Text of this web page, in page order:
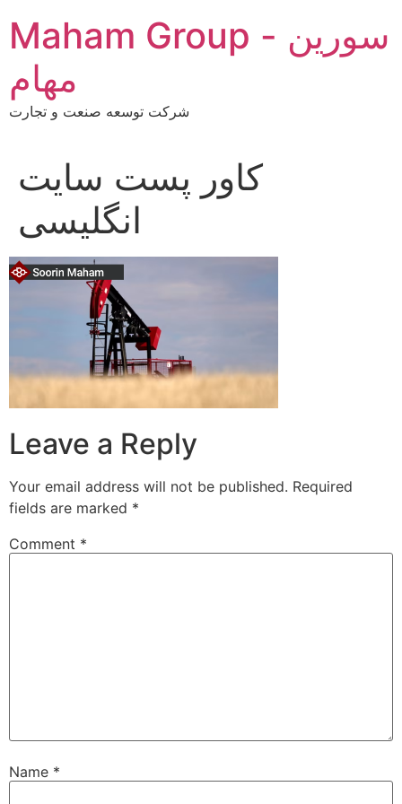
content
Maham Group - سورین
مهام
شرکت توسعه صنعت و تجارت
کاور پست سایت
انگلیسی
Leave a Reply
Your email address will not be published. Required
fields are marked *
Comment *
Name *